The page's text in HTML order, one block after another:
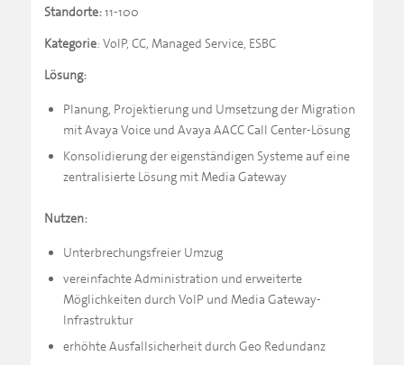
Standorte:11-100
Kategorie: VoIP, CC, Managed Service, ESBC
Lösung:
Planung, Projektierung und Umsetzung der Migration
mit Avaya Voice und Avaya AACC Call Center-Lösung
Konsolidierung der eigenständigen Systeme auf eine
zentralisierte Lösung mit Media Gateway
Nutzen:
Unterbrechungsfreier Umzug
vereinfachte Administration und erweiterte
Möglichkeiten durch VoIP und Media Gateway-
Infrastruktur
erhöhte Ausfallsicherheit durch Geo Redundanz